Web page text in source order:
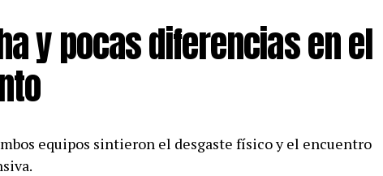
y pocas diferencias en el
equipos sintieron el desgaste físico y el encuentro